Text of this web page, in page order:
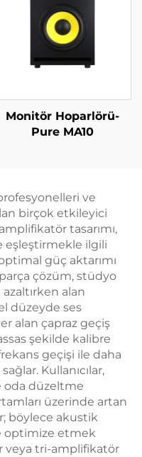
Monitör Hoparlörü-
Pure MA10
ve
birçok etkileyici
tasarımı,
eşleştirmekle ilgili
güç aktarımı
çözüm, stüdyo
azaltırken alan
düzeyde ses
alan çapraz geçiş
şekilde kalibre
geçişi ile daha
Kullanıcılar,
oda düzeltme
üzerinde artan
böylece akustik
optimize etmek
veya tri-amplifikatör